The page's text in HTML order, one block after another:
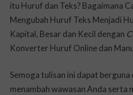
itu Huruf dan Teks? Bagaimana
Mengubah Huruf Teks Menjadi
Kapital, Besar dan Kecil dengan
Konverter Huruf Online dan
Semoga tulisan ini dapat berguna
menambah wawasan Anda serta